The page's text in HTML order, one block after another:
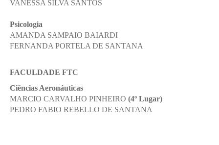
VANESSA SILVA SANTOS
Psicologia
AMANDA SAMPAIO BAIARDI
FERNANDA PORTELA DE SANTANA
FACULDADE FTC
Ciências Aeronáuticas
MARCIO CARVALHO PINHEIRO (4º Lugar)
PEDRO FABIO REBELLO DE SANTANA